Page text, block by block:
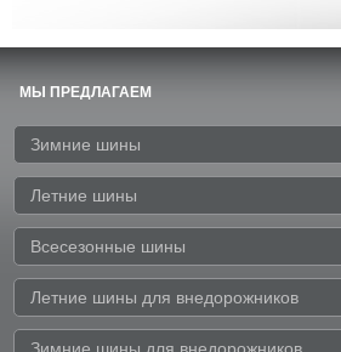
МЫ ПРЕДЛАГАЕМ
Зимние шины
Летние шины
Всесезонные шины
Летние шины для внедорожников